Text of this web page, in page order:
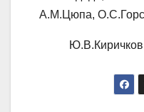
А.М.Цюпа,
Ю.В.Киричков,